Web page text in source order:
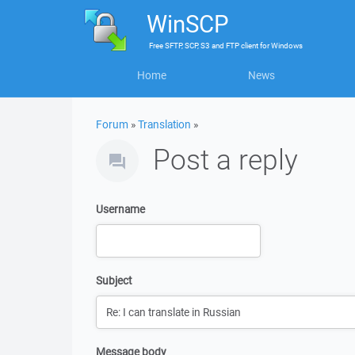
WinSCP
FreeSFTP, SCP, S3 and FTP clientforWindows
Home News
Forum »Translation »
Post a reply
Username
Subject
Message body